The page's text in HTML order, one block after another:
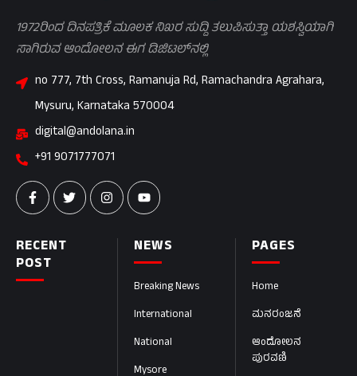
PAGES
Home
ಮನರಂಜನೆ
ಆಂದೋಲನ
ಪುರವಣಿ
NEWS
Breaking News
International
National
Mysore
RECENT
POST
1972ರಿಂದ ದಿನಪತ್ರಿಕೆ ಮೂಲಕ ನಿಖರ ಸುದ್ದಿ ತಲುಪಿಸುತ್ತಾ ಯಶಸ್ವಿಯಾಗಿ
ಸಾಗಿರುವ ಆಂದೋಲನ ಈಗ ಡಿಜಿಟಲ್‌ನಲ್ಲಿ
no 777, 7th Cross, Ramanuja Rd, Ramachandra Agrahara,
Mysuru, Karnataka 570004
digital@andolana.in
+91 9071777071